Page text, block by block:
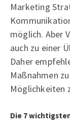
Marketing
möglich. Aber
auch zu einer
Daher
Maßnahmen
Möglichkeiten
Die 7